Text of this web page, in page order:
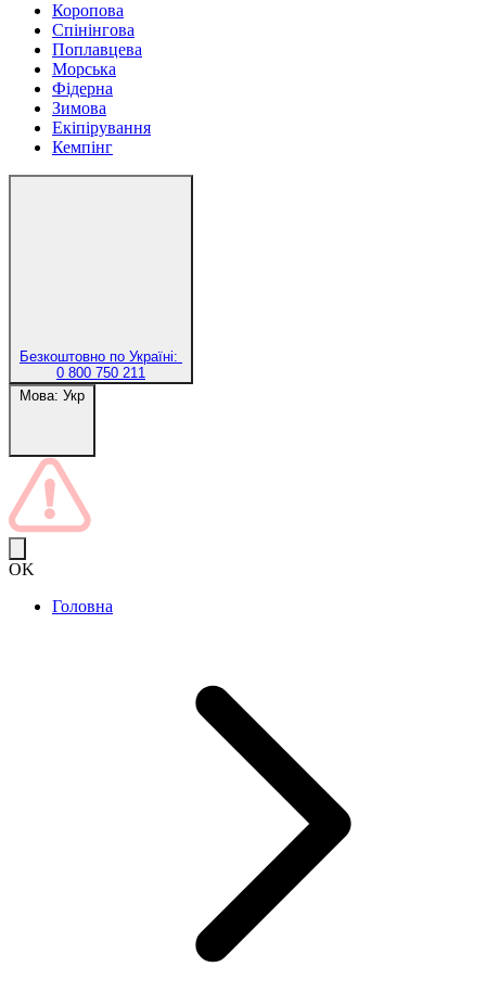
Коропова
Спінінгова
Поплавцева
Морська
Фідерна
Зимова
Екіпірування
Кемпінг
Безкоштовно по Україні:
0 800 750 211
Мова: Укр
OK
Головна